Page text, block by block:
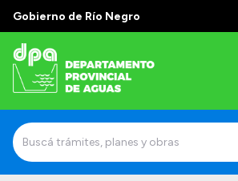
Gobierno de Río Negro